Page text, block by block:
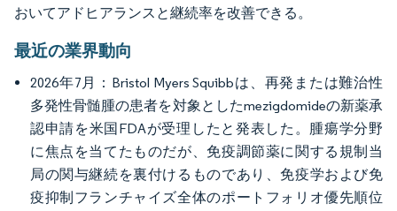
おいてアドヒアランスと継続率を改善できる。
最近の業界動向
2026年7月：Bristol Myers Squibbは、再発または難治性
多発性骨髄腫の患者を対象としたmezigdomideの新薬承
認申請を米国FDAが受理したと発表した。腫瘍学分野
に焦点を当てたものだが、免疫調節薬に関する規制当
局の関与継続を裏付けるものであり、免疫学および免
疫抑制フランチャイズ全体のポートフォリオ優先順位